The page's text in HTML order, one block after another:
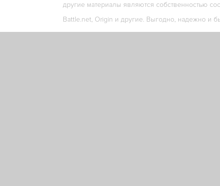
другие материалы являются собственностью
Battle.net, Origin и другие. Выгодно, надежно и